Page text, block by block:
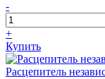
-
+
Купить
Расцепитель